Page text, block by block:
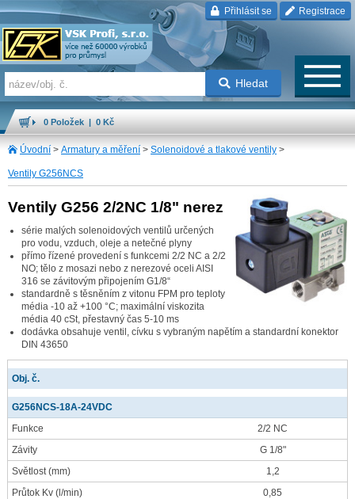
Přihlásit se Registrace
Hledat
0 Položek | 0 Kč
Úvodní > Armatury a měření > Solenoidové a tlakové ventily >
Ventily G256NCS
Ventily G256 2/2NC 1/8" nerez
série malých solenoidových ventilů určených
pro vodu, vzduch, oleje a netečné plyny
přímo řízené provedení s funkcemi 2/2 NC a 2/2
NO; tělo z mosazi nebo z nerezové oceli AISI
316 se závitovým připojením G1/8“
standardně s těsněním z vitonu FPM pro teploty
média -10 až +100 °C; maximální viskozita
média 40 cSt, přestavný čas 5-10 ms
dodávka obsahuje ventil, cívku s vybraným napětím a standardní konektor
DIN 43650
Obj. č.
G256NCS-18A-24VDC
Funkce
2/2 NC
Závity
G 1/8"
Světlost(mm)
1,2
Průtok Kv (l/min)
0,85